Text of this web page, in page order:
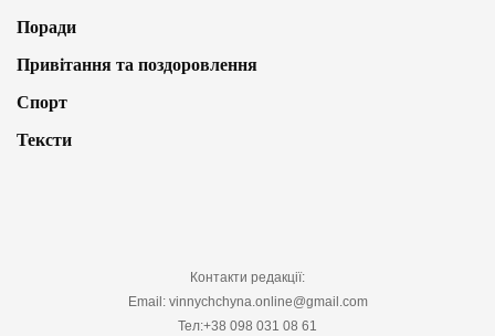
Поради
Привітання та поздоровлення
Спорт
Тексти
Контакти редакції:
Email: vinnychchyna.online@gmail.com
Тел:+38 098 031 08 61